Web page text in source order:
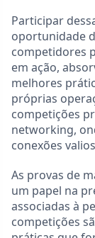
Participar
oportunidade
competidores
em ação,
melhores
próprias
competições
networking,
conexões
As provas de
um papel na
associadas à
competições